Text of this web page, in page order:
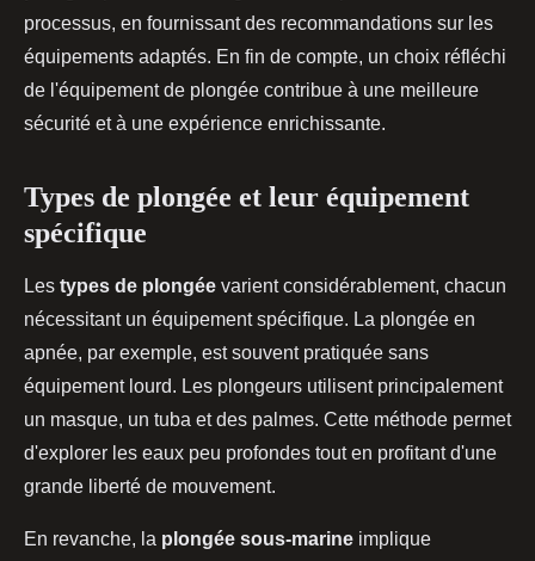
processus, en fournissant des recommandations sur les
équipements adaptés. En fin de compte, un choix réfléchi
de l'équipement de plongée contribue à une meilleure
sécurité et à une expérience enrichissante.
Types de plongée et leur équipement
spécifique
Les types de plongée varient considérablement, chacun
nécessitant un équipement spécifique. La plongée en
apnée, par exemple, est souvent pratiquée sans
équipement lourd. Les plongeurs utilisent principalement
un masque, un tuba et des palmes. Cette méthode permet
d'explorer les eaux peu profondes tout en profitant d'une
grande liberté de mouvement.
En revanche, la plongée sous-marine implique